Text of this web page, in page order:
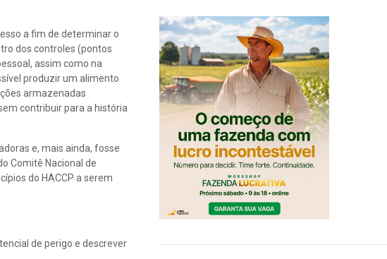
a fim de determinar o
dos controles (pontos
assim como na
produzir um alimento
armazenadas
contribuir para a história
e, mais ainda, fosse
Comitê Nacional de
do HACCP a serem
de perigo e descrever